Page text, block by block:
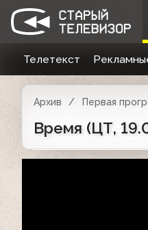
Телетекст
Архив Первая
Время (ЦТ,